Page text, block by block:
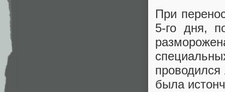
При
5-го дня,
проводился
была